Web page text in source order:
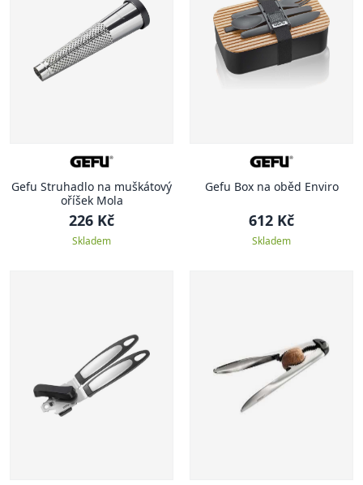
Gefu Struhadlo na muškátový
oříšek Mola
226 Kč
Skladem
Gefu Box na oběd Enviro
612 Kč
Skladem